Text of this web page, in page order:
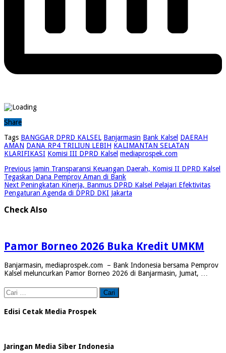
Share
Tags BANGGAR DPRD KALSEL Banjarmasin Bank Kalsel DAERAH
AMAN DANA RP4 TRILIUN LEBIH KALIMANTAN SELATAN
KLARIFIKASI Komisi III DPRD Kalsel mediaprospek.com
Previous Jamin Transparansi Keuangan Daerah, Komisi II DPRD Kalsel
Tegaskan Dana Pemprov Aman di Bank
Next Peningkatan Kinerja, Banmus DPRD Kalsel Pelajari Efektivitas
Pengaturan Agenda di DPRD DKI Jakarta
Check Also
Pamor Borneo 2026 Buka Kredit UMKM
Banjarmasin, mediaprospek.com – Bank Indonesia bersama Pemprov
Kalsel meluncurkan Pamor Borneo 2026 di Banjarmasin, Jumat, …
Cari
untuk:
Edisi Cetak Media Prospek
Jaringan Media Siber Indonesia